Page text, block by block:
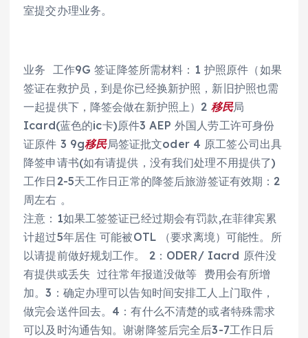
室提交办理业务。
业务 工作9G 签证降签所需材料：1 护照原件（如果
签证在救护员，到是你已经换新护照，新旧护照也需
一起提供下，降签会做在新护照上）2 移民局
Icard(蓝色的ic卡)原件3 AEP 外国人劳工许可身份
证原件 3 9g移民局签证批文oder 4 原工签公司出具
降签申请书(如有请提供，没有我们处理不用提供了)
工作日2-5天工作日正常的降签后旅游签证有效期：2
周左右 。
注意：1如果工签签证已经过期会有罚款,在菲律宾累
计超过5年居住 可能被OTL （要求离境）可能性。所
以请提前做好规划工作。 2：ODER/ Iacrd 原件没
有提供或丢失 过往常年报道没做等 费用会有所增
加。3：确定办理可以告知时间安排工人上门取件，
做完会送件回去。4：有什么不清楚的或者特殊需求
可以及时沟通告知。谢谢降签后完全后3-7工作日后